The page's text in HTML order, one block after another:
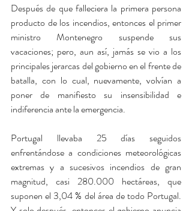
Después de que falleciera la primera persona
producto de los incendios, entonces el primer
ministro Montenegro suspende sus
vacaciones; pero, aun así, jamás se vio a los
principales jerarcas del gobierno en el frente de
batalla, con lo cual, nuevamente, volvían a
poner de manifiesto su insensibilidad e
indiferencia ante la emergencia.
Portugal llevaba 25 días seguidos
enfrentándose a condiciones meteorológicas
extremas y a sucesivos incendios de gran
magnitud, casi 280.000 hectáreas, que
suponen el 3,04 % del área de todo Portugal.